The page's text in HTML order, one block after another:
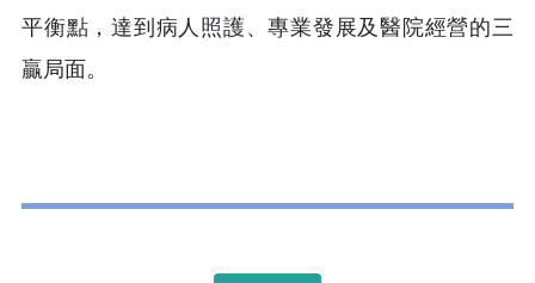
平衡點，達到病人照護、專業發展及醫院經營的三
贏局面。